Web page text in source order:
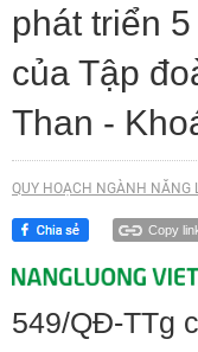
phát triển
của Tập
Than -
QUY HOẠCH NGÀNH NĂNG
Copy
549/QĐ-TTg